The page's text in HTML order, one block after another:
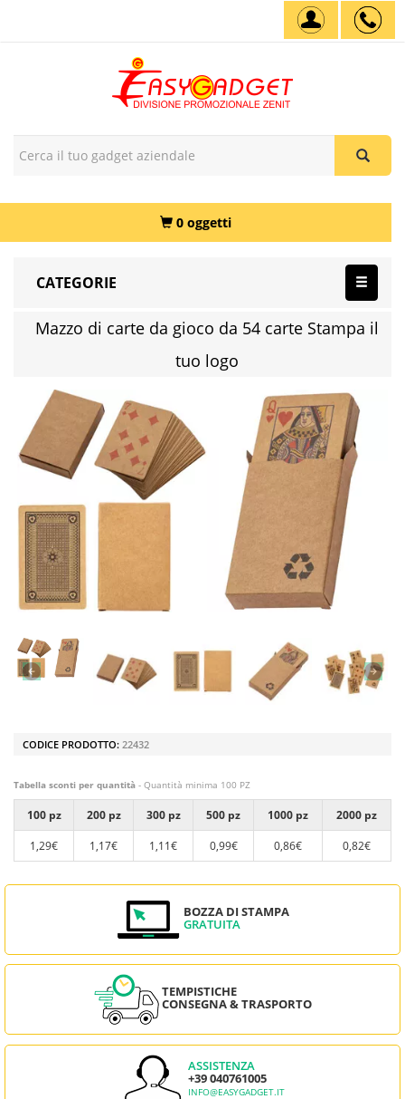
0 oggetti
CATEGORIE
Mazzo di carte da gioco da 54 carte Stampa il
tuo logo
CODICE PRODOTTO: 22432
Tabella sconti per quantità - Quantità minima 100 PZ
100 pz 200 pz 300 pz 500 pz 1000 pz
2000 pz
1,29€
1,17€ 1,11€ 0,99€ 0,86€ 0,82€
BOZZA DI STAMPA
GRATUITA
TEMPISTICHE
CONSEGNA & TRASPORTO
ASSISTENZA
+39 040761005
INFO@EASYGADGET.IT